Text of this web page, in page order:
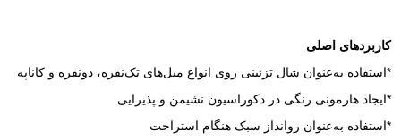
کاربردهای اصلی
*استفاده به‌عنوان شال تزئینی روی انواع مبل‌های تک‌نفره، دونفره و کاناپه
*ایجاد هارمونی رنگی در دکوراسیون نشیمن و پذیرایی
*استفاده به‌عنوان روانداز سبک هنگام استراحت